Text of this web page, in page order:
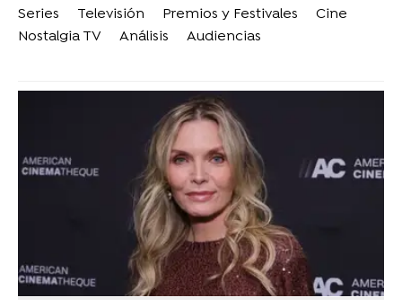
Series Televisión Premios y Festivales
Cine
Nostalgia TV
Análisis Audiencias